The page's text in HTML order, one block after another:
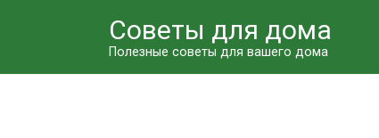
Советы для дома
Полезные советы для вашего дома